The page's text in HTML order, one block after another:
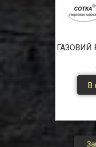
ГАЗОВИЙ
В